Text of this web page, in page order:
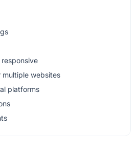
websites
platforms